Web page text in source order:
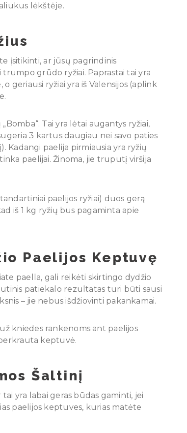
lėkštėje.
įsitikinti, ar jūsų pagrindinis
grūdo ryžiai. Paprastai tai yra
geriausi ryžiai yra iš Valensijos (aplink
Tai yra lėtai augantys ryžiai,
3 kartus daugiau nei savo paties
Kadangi paelija pirmiausia yra ryžių
paelijai. Žinoma, jie truputį viršija
paelijos ryžiai) duos gerą
iš 1 kg ryžių bus pagaminta apie
Paelijos Keptuvę
paella, gali reikėti skirtingo dydžio
patiekalo rezultatas turi būti sausi
– jie nebus išdžiovinti pakankamai.
kniedes rankenoms ant paelijos
keptuvė.
Šaltinį
yra labai geras būdas gaminti, jei
paelijos keptuves, kurias matėte